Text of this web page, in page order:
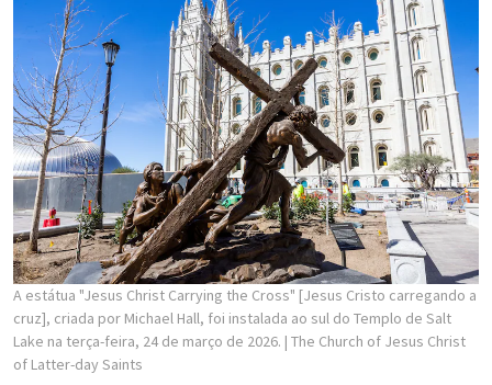
A estátua "Jesus Christ Carrying the Cross" [Jesus Cristo carregando a
cruz], criada por Michael Hall, foi instalada ao sul do Templo de Salt
Lake na terça-feira, 24 de março de 2026. | The Church of Jesus Christ
of Latter-day Saints